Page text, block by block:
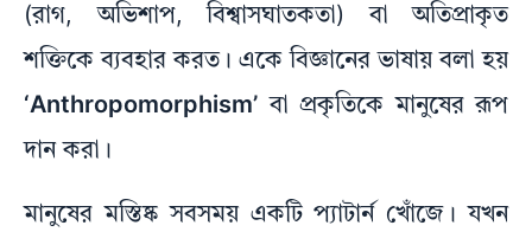
(রাগ, অভিশাপ, বিশ্বাসঘাতকতা) বা অতিপ্রাকৃত
শক্তিকে ব্যবহার করত। একে বিজ্ঞানের ভাষায় বলা হয়
‘Anthropomorphism’ বা প্রকৃতিকে মানুষের রূপ
দান করা।
মানুষের মস্তিষ্ক সবসময় একটি প্যাটার্ন খোঁজে। যখন